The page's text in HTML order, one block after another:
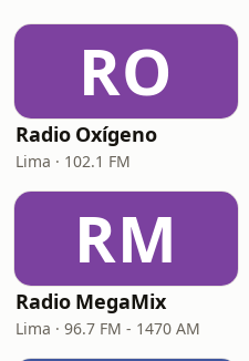
RO
Radio Oxígeno
Lima · 102.1 FM
RM
Radio MegaMix
Lima · 96.7 FM - 1470 AM